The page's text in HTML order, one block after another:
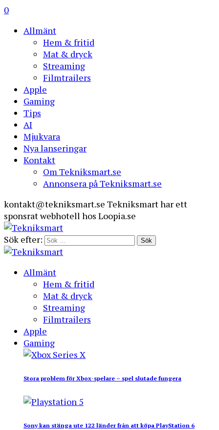
0
Allmänt
Hem & fritid
Mat & dryck
Streaming
Filmtrailers
Apple
Gaming
Tips
AI
Mjukvara
Nya lanseringar
Kontakt
Om Tekniksmart.se
Annonsera på Tekniksmart.se
kontakt@tekniksmart.se Tekniksmart har ett
sponsrat webhotell hos Loopia.se
Sök efter:
Allmänt
Hem & fritid
Mat & dryck
Streaming
Filmtrailers
Apple
Gaming
Stora problem för Xbox-spelare – spel slutade fungera
Sony kan stänga ute 122 länder från att köpa PlayStation 6